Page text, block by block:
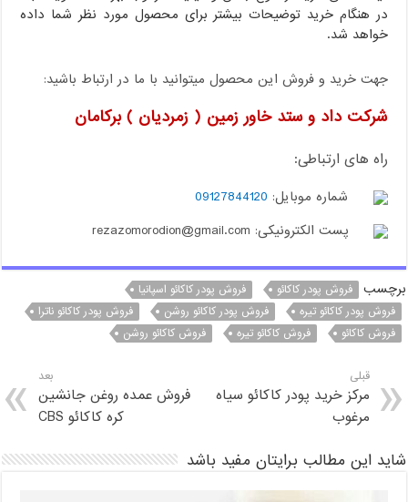
در هنگام خرید توضیحات بیشتر برای محصول مورد نظر شما داده
خواهد شد.
جهت خرید و فروش این محصول میتوانید با ما در ارتباط باشید:
شرکت داد و ستد خاور زمین ( زمردیان ) برکامان
راه های ارتباطی:
شماره موبایل: 09127844120
پست الکترونیکی: rezazomorodion@gmail.com
برچسب فروش پودر کاکائو
فروش پودر کاکائو اسپانیا
فروش پودر کاکائو تیره
فروش پودر کاکائو روشن
فروش پودر کاکائو ناترا
فروش کاکائو
فروش کاکائو تیره فروش کاکائو روشن
قبلی
مرکز خرید پودر کاکائو سیاه
مرغوب
بعد
فروش عمده روغن جانشین
کره کاکائو CBS
شاید این مطالب برایتان مفید باشد